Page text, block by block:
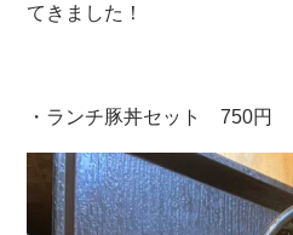
てきました！
・ランチ豚丼セット 750円